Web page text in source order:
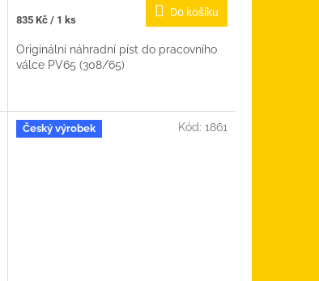
Měrná
835 Kč / 1 ks
Do košíku
Originální náhradní píst do pracovního
válce PV65 (308/65)
Český výrobek Kód: 1861